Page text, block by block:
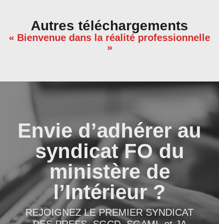
Autres téléchargements
« Bienvenue dans la réalité professionnelle
»
Envie d’adhérer au
syndicat FO du
ministère de
l’Intérieur ?
REJOIGNEZ LE PREMIER SYNDICAT